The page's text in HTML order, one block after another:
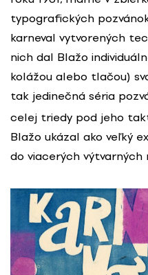
typografických
karneval vytvorených
nich dal Blažo
kolážou alebo tlačou)
tak jedinečná séria
celej triedy pod jeho
Blažo ukázal ako veľký
do viacerých